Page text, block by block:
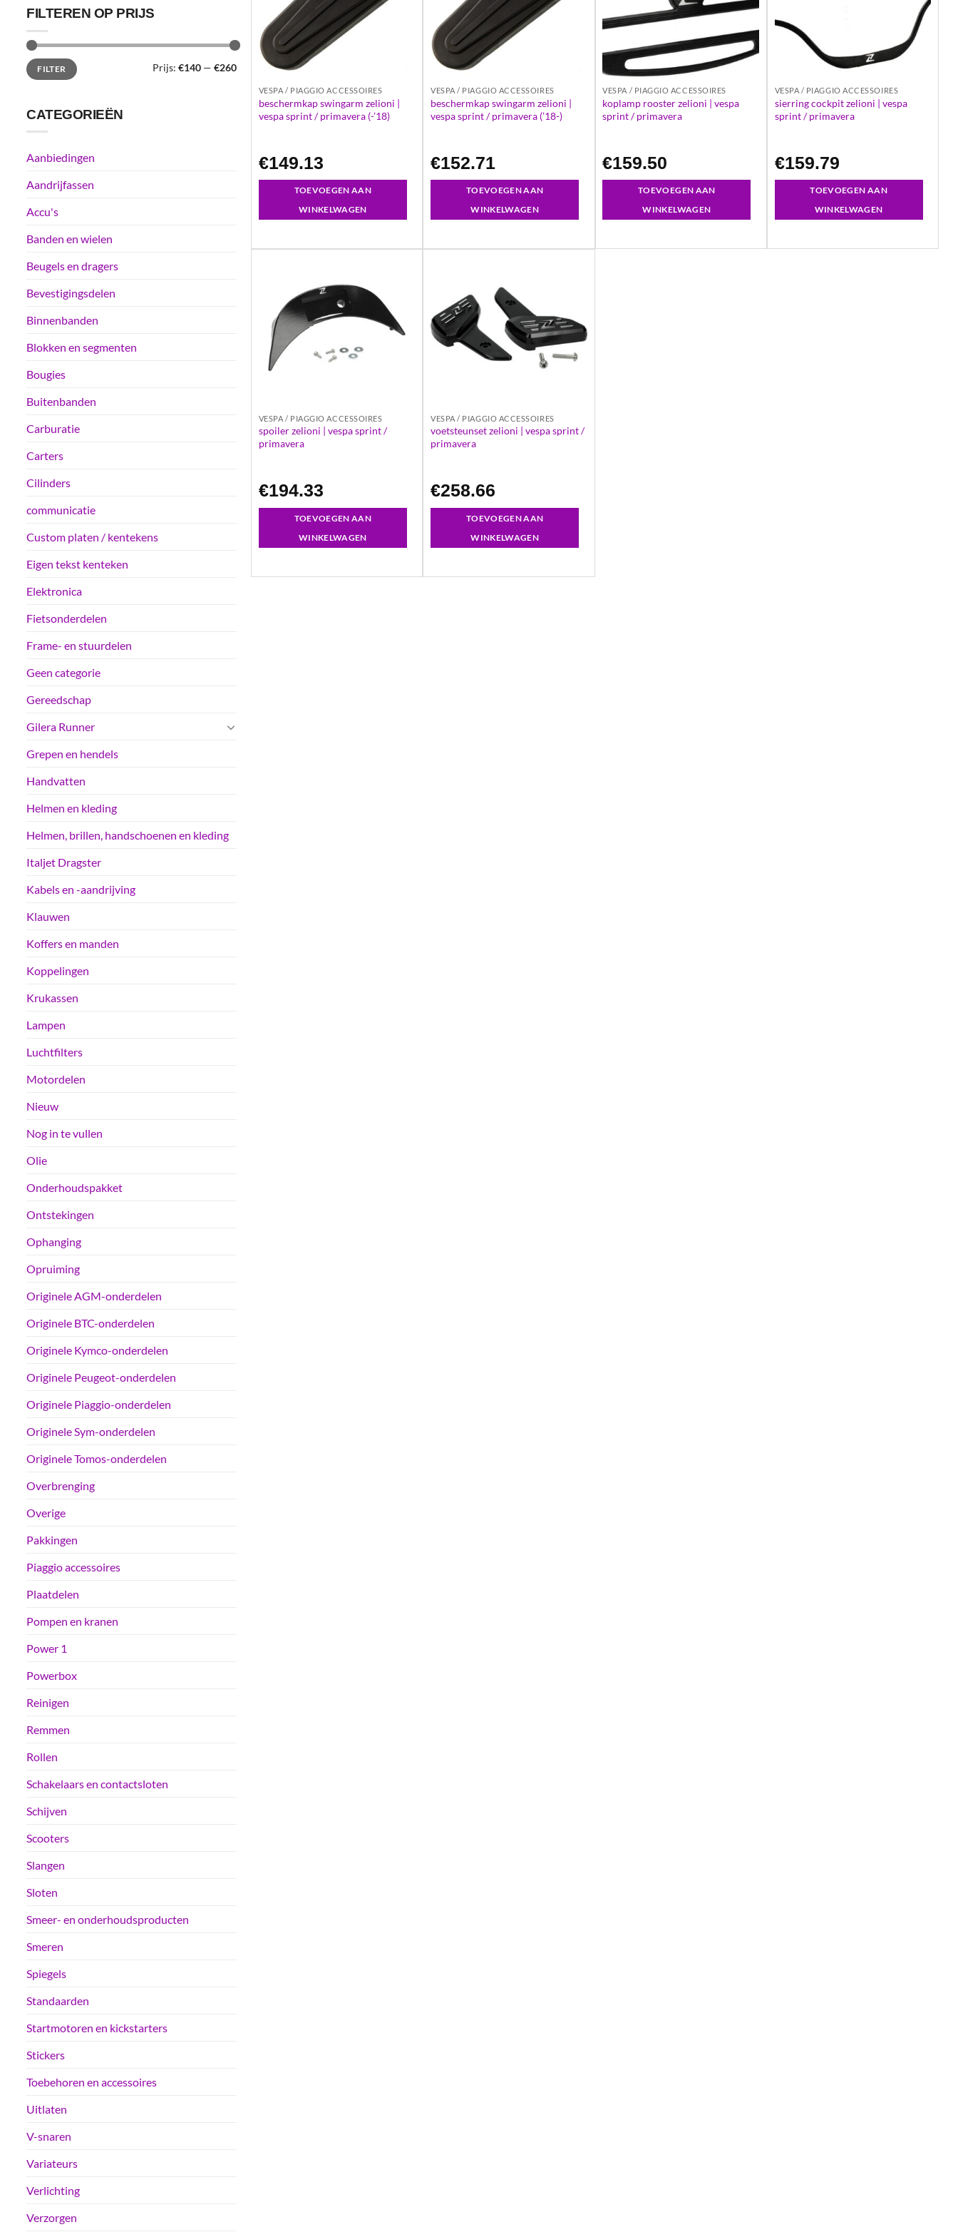
FILTEREN OP PRIJS
Min.
prijs
Max.
prijsFILTER Prijs: €140 — €260
CATEGORIEËN
Aanbiedingen
Aandrijfassen
Accu's
Banden en wielen
Beugels en dragers
Bevestigingsdelen
Binnenbanden
Blokken en segmenten
Bougies
Buitenbanden
Carburatie
Carters
Cilinders
communicatie
Custom platen / kentekens
Eigen tekst kenteken
Elektronica
Fietsonderdelen
Frame- en stuurdelen
Geen categorie
Gereedschap
Gilera Runner
Grepen en hendels
Handvatten
Helmen en kleding
Helmen, brillen, handschoenen en kleding
Italjet Dragster
Kabels en -aandrijving
Klauwen
Koffers en manden
Koppelingen
Krukassen
Lampen
Luchtfilters
Motordelen
Nieuw
Nog in te vullen
Olie
Onderhoudspakket
Ontstekingen
Ophanging
Opruiming
Originele AGM-onderdelen
Originele BTC-onderdelen
Originele Kymco-onderdelen
Originele Peugeot-onderdelen
Originele Piaggio-onderdelen
Originele Sym-onderdelen
Originele Tomos-onderdelen
Overbrenging
Overige
Pakkingen
Piaggio accessoires
Plaatdelen
Pompen en kranen
Power 1
Powerbox
Reinigen
Remmen
Rollen
Schakelaars en contactsloten
Schijven
Scooters
Slangen
Sloten
Smeer- en onderhoudsproducten
Smeren
Spiegels
Standaarden
Startmotoren en kickstarters
Stickers
Toebehoren en accessoires
Uitlaten
V-snaren
Variateurs
Verlichting
Verzorgen
VESPA / PIAGGIO ACCESSOIRES
beschermkap swingarm zelioni |
vespa sprint / primavera (-’18)
€149.13
TOEVOEGEN AAN
WINKELWAGEN
VESPA / PIAGGIO ACCESSOIRES
beschermkap swingarm zelioni |
vespa sprint / primavera (’18-)
€152.71
TOEVOEGEN AAN
WINKELWAGEN
VESPA / PIAGGIO ACCESSOIRES
koplamp rooster zelioni | vespa
sprint / primavera
€159.50
TOEVOEGEN AAN
WINKELWAGEN
VESPA / PIAGGIO ACCESSOIRES
sierring cockpit zelioni | vespa
sprint / primavera
€159.79
TOEVOEGEN AAN
WINKELWAGEN
VESPA / PIAGGIO ACCESSOIRES
spoiler zelioni | vespa sprint /
primavera
€194.33
TOEVOEGEN AAN
WINKELWAGEN
VESPA / PIAGGIO ACCESSOIRES
voetsteunset zelioni | vespa sprint /
primavera
€258.66
TOEVOEGEN AAN
WINKELWAGEN